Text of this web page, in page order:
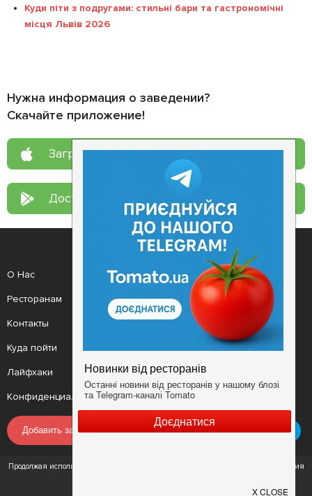
Куди піти з подругами: стильні бари та гастрономічні
місця Львів 2026
Нужна информация о заведении?
Скачайте приложение!
Загрузите в App Store
Доступно в Google Play
О Нас
Ресторанам
Контакты
Куда пойти
Лайфхаки
Конфиденциальность
Рецепт дня
Новости
Анонсы
Здоровье
Мобильное приложение
Условия
Добавить заведение
Продолжая использовать наш сайт, вы соглашаетесь с Условиями использования